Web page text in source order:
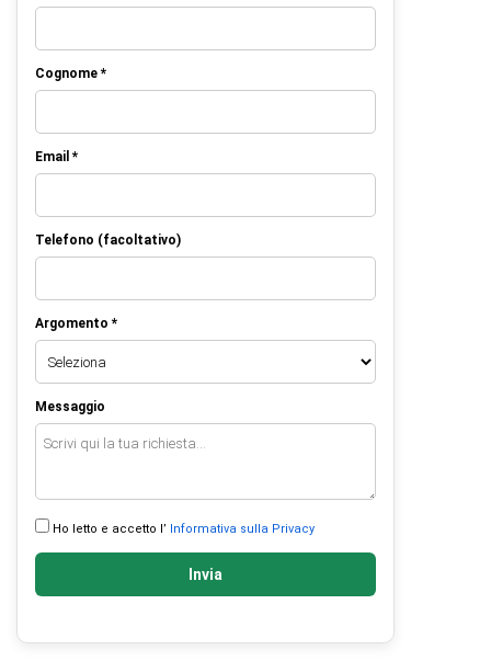
Cognome *
Email *
Telefono (facoltativo)
Argomento *
Messaggio
Ho letto e accetto l’ Informativa sulla Privacy
Invia